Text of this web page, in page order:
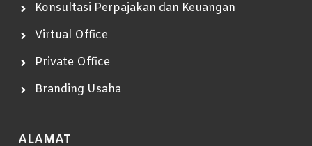
Konsultasi Perpajakan dan Keuangan
Virtual Office
Private Office
Branding Usaha
ALAMAT